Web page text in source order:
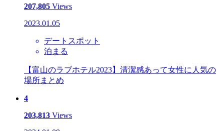
207,805 Views
2023.01.05
デートスポット
泊まる
【富山のラブホテル2023】清潔感あって女性に人気の
場所まとめ
4
203,813 Views